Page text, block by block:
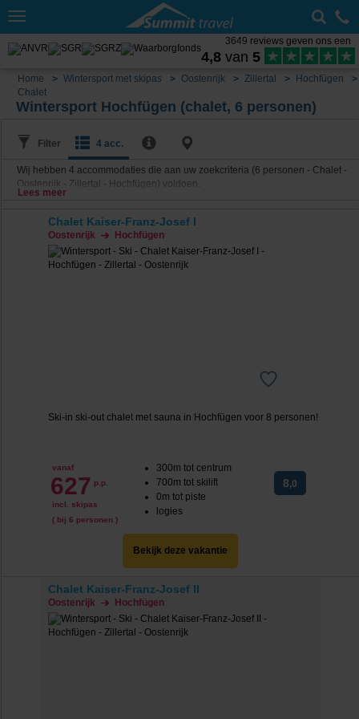
Toggle
3649 reviews geven ons een
4,8 van 5
Home Wintersport met skipas Oostenrijk Zillertal
Hochfügen
Chalet
Wintersport Hochfügen (chalet, 6 personen)
Filter 4 acc.
Wij hebben 4 accommodaties die aan uw zoekcriteria (6 personen - Chalet -
Oostenrijk - Zillertal - Hochfügen) voldoen.
Lees meer
Chalet Kaiser-Franz-Josef I
Oostenrijk Hochfügen
Ski-in ski-out chalet met sauna in Hochfügen voor 8 personen!
vanaf
627 p.p.
incl. skipas
( bij 6 personen )
300m tot centrum
700m tot skilift
0m tot piste
logies
8,0
Bekijk deze vakantie
Chalet Kaiser-Franz-Josef II
Oostenrijk Hochfügen